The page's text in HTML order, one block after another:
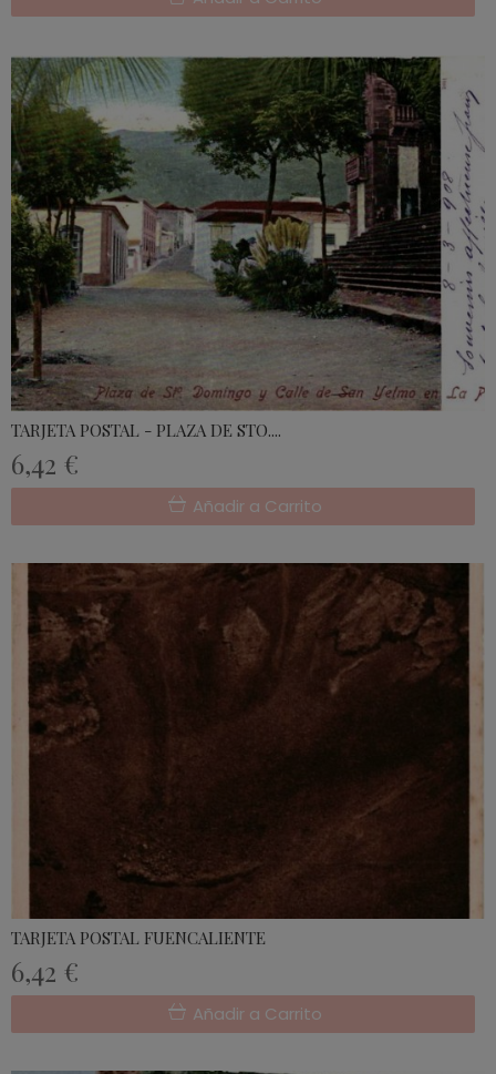
TARJETA POSTAL - PLAZA DE STO....
6,42 €
Añadir a Carrito
TARJETA POSTAL FUENCALIENTE
6,42 €
Añadir a Carrito